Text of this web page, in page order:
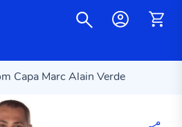
Capa Marc Alain Verde